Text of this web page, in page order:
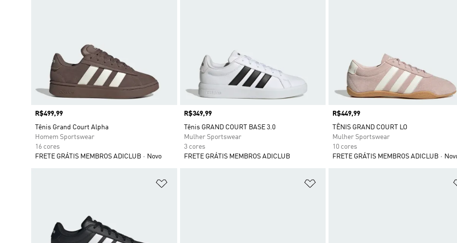
Preço
R$499,99
Tênis Grand Court Alpha
Homem Sportswear
16 cores
FRETE GRÁTIS MEMBROS ADICLUB
Novo
Preço
R$349,99
Tênis GRAND COURT BASE 3.0
Mulher Sportswear
3 cores
FRETE GRÁTIS MEMBROS ADICLUB
Preço
R$449,99
TÊNIS GRAND COURT LO
Mulher Sportswear
10 cores
FRETE GRÁTIS MEMBROS ADICLUB